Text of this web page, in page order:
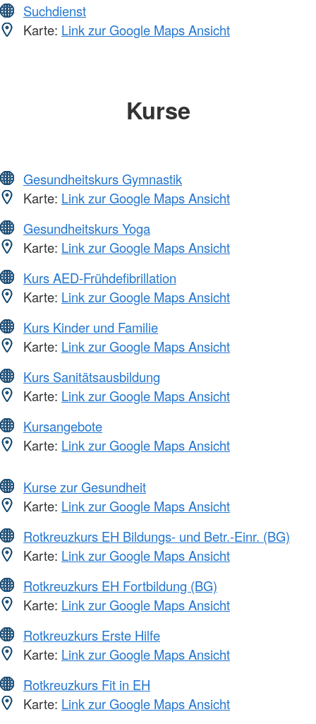
Suchdienst
Karte: Link zur Google Maps Ansicht
Kurse
Gesundheitskurs Gymnastik
Karte: Link zur Google Maps Ansicht
Gesundheitskurs Yoga
Karte: Link zur Google Maps Ansicht
Kurs AED-Frühdefibrillation
Karte: Link zur Google Maps Ansicht
Kurs Kinder und Familie
Karte: Link zur Google Maps Ansicht
Kurs Sanitätsausbildung
Karte: Link zur Google Maps Ansicht
Kursangebote
Karte: Link zur Google Maps Ansicht
Kurse zur Gesundheit
Karte: Link zur Google Maps Ansicht
Rotkreuzkurs EH Bildungs- und Betr.-Einr. (BG)
Karte: Link zur Google Maps Ansicht
Rotkreuzkurs EH Fortbildung (BG)
Karte: Link zur Google Maps Ansicht
Rotkreuzkurs Erste Hilfe
Karte: Link zur Google Maps Ansicht
Rotkreuzkurs Fit in EH
Karte: Link zur Google Maps Ansicht